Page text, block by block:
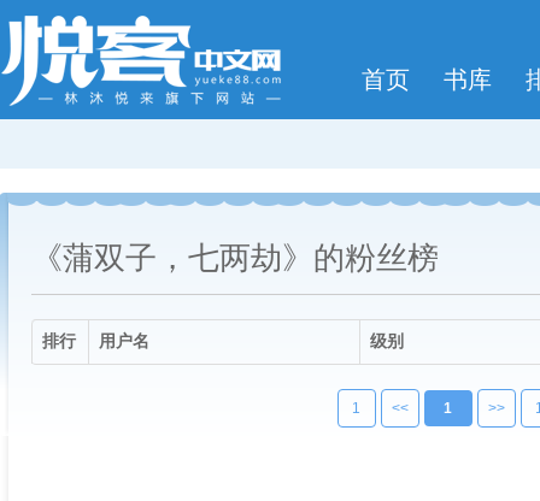
首页 书库
《蒲双子，七两劫》的粉丝榜
排行 用户名 级别
1 << 1 >>